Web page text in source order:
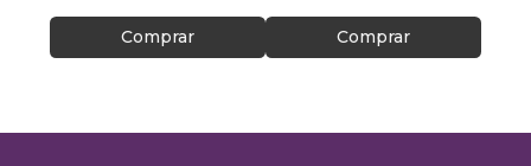
Comprar Comprar